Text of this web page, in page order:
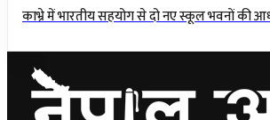
काभ्रे में भारतीय सहयोग से दो नए स्कूल भवनों की